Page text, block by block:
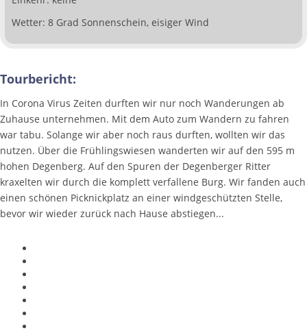
Wetter: 8 Grad Sonnenschein, eisiger Wind
Tourbericht:
In Corona Virus Zeiten durften wir nur noch Wanderungen ab
Zuhause unternehmen. Mit dem Auto zum Wandern zu fahren
war tabu. Solange wir aber noch raus durften, wollten wir das
nutzen. Über die Frühlingswiesen wanderten wir auf den 595 m
hohen Degenberg. Auf den Spuren der Degenberger Ritter
kraxelten wir durch die komplett verfallene Burg. Wir fanden auch
einen schönen Picknickplatz an einer windgeschützten Stelle,
bevor wir wieder zurück nach Hause abstiegen...